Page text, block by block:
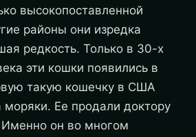
высокопоставленной
районы они изредка
редкость. Только в 30-х
эти кошки появились в
такую кошечку в США
моряки. Ее продали доктору
он во многом